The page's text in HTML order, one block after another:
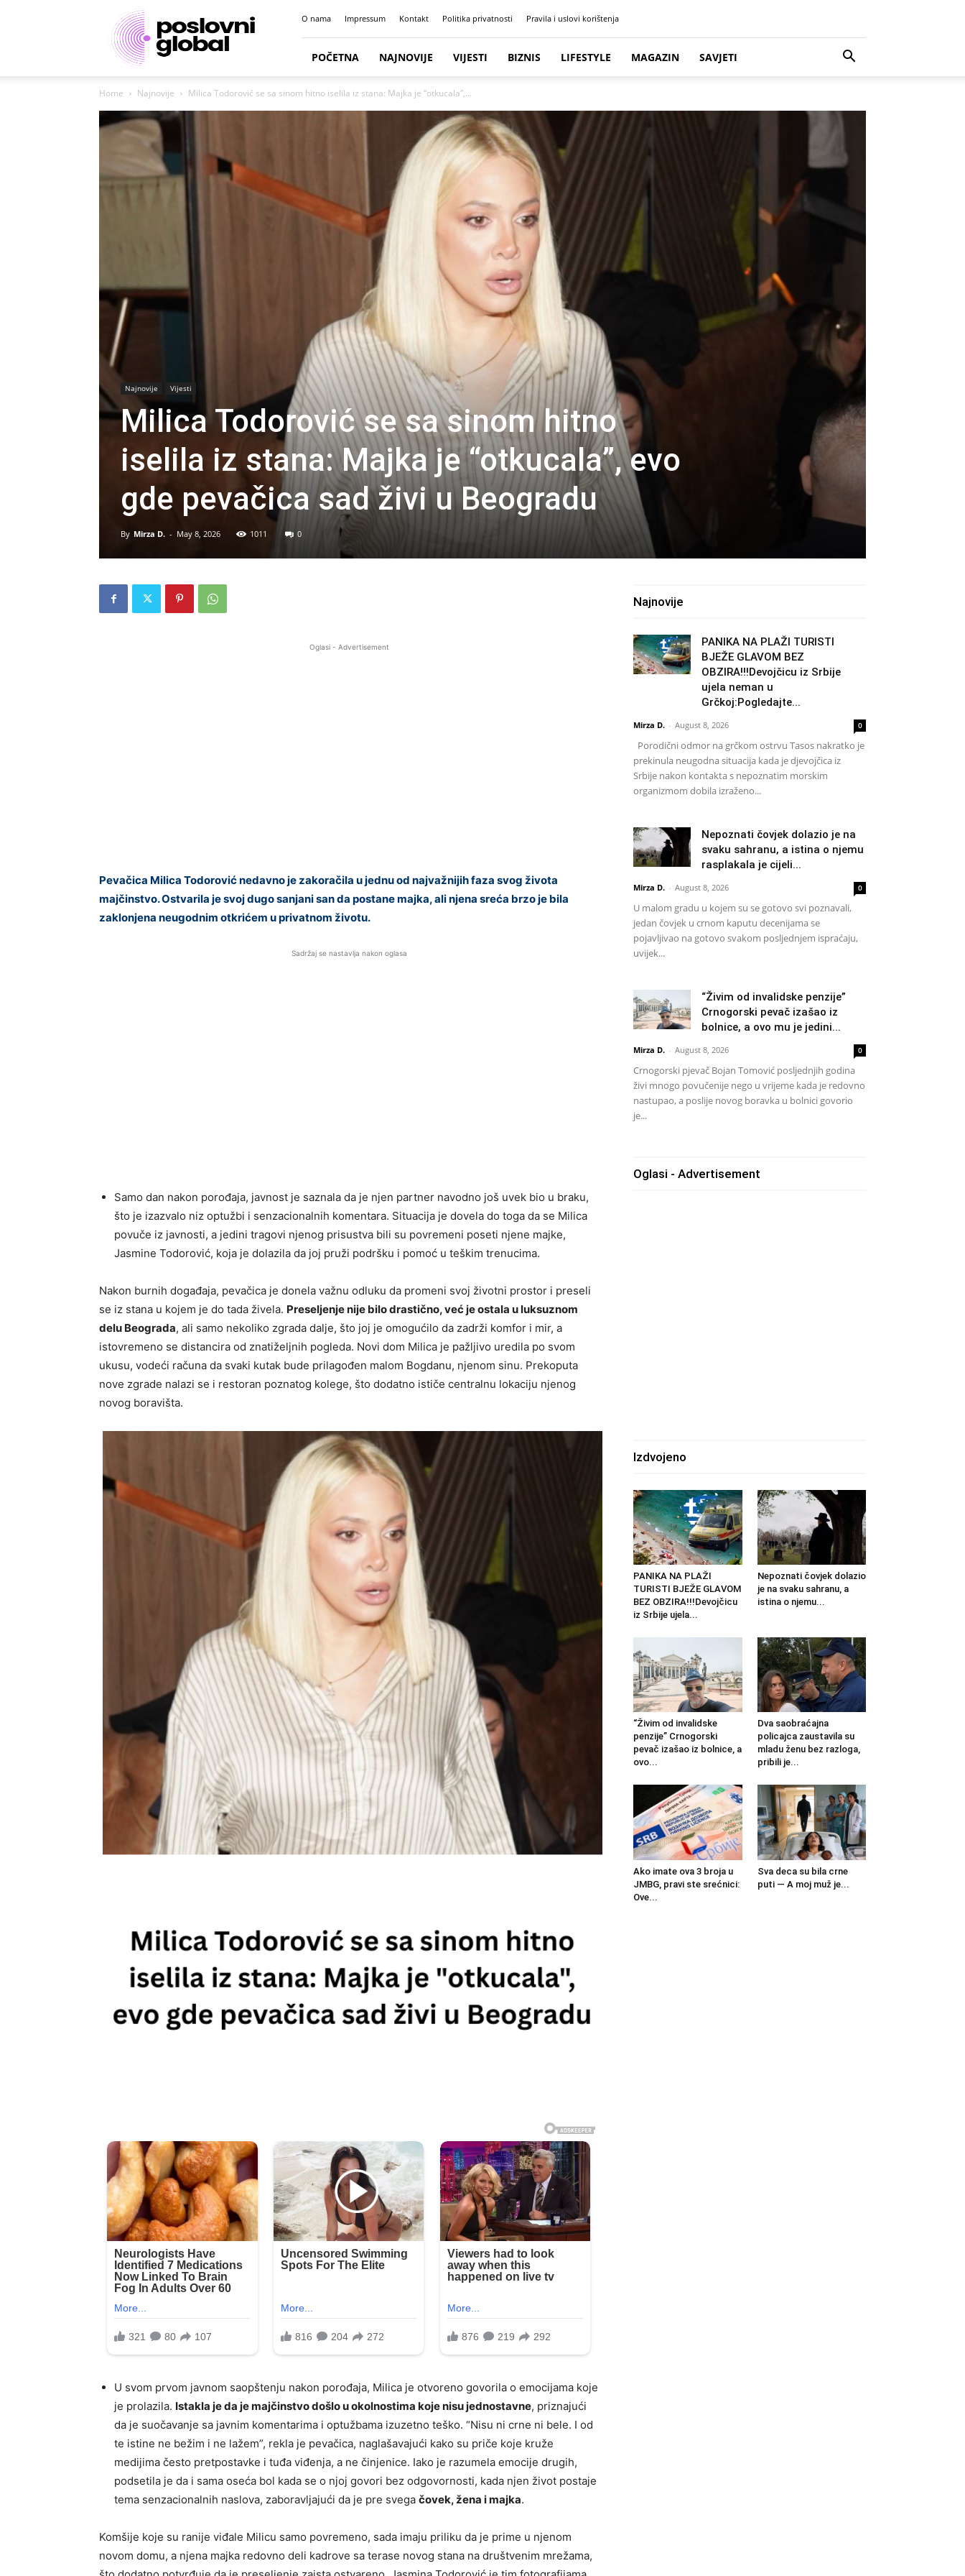
Poslovni
portal
O nama Impressum Kontakt Politika privatnosti Pravila i uslovi korištenja
POČETNA NAJNOVIJE VIJESTI BIZNIS LIFESTYLE MAGAZIN SAVJETI
Home Najnovije Milica Todorović se sa sinom hitno iselila iz stana: Majka je “otkucala”,...
Najnovije Vijesti
Milica Todorović se sa sinom hitno
iselila iz stana: Majka je “otkucala”, evo
gde pevačica sad živi u Beogradu
By Mirza D. - May 8, 2026 1011 0
Oglasi - Advertisement
Pevačica Milica Todorović nedavno je zakoračila u jednu od najvažnijih faza svog života
majčinstvo. Ostvarila je svoj dugo sanjani san da postane majka, ali njena sreća brzo je bila
zaklonjena neugodnim otkrićem u privatnom životu.
Sadržaj se nastavlja nakon oglasa
Samo dan nakon porođaja, javnost je saznala da je njen partner navodno još uvek bio u braku,
što je izazvalo niz optužbi i senzacionalnih komentara. Situacija je dovela do toga da se Milica
povuče iz javnosti, a jedini tragovi njenog prisustva bili su povremeni poseti njene majke,
Jasmine Todorović, koja je dolazila da joj pruži podršku i pomoć u teškim trenucima.
Nakon burnih događaja, pevačica je donela važnu odluku da promeni svoj životni prostor i preseli
se iz stana u kojem je do tada živela. Preseljenje nije bilo drastično, već je ostala u luksuznom
delu Beograda, ali samo nekoliko zgrada dalje, što joj je omogućilo da zadrži komfor i mir, a
istovremeno se distancira od znatiželjnih pogleda. Novi dom Milica je pažljivo uredila po svom
ukusu, vodeći računa da svaki kutak bude prilagođen malom Bogdanu, njenom sinu. Prekoputa
nove zgrade nalazi se i restoran poznatog kolege, što dodatno ističe centralnu lokaciju njenog
novog boravišta.
U svom prvom javnom saopštenju nakon porođaja, Milica je otvoreno govorila o emocijama koje
je prolazila. Istakla je da je majčinstvo došlo u okolnostima koje nisu jednostavne, priznajući
da je suočavanje sa javnim komentarima i optužbama izuzetno teško. “Nisu ni crne ni bele. I od
te istine ne bežim i ne lažem”, rekla je pevačica, naglašavajući kako su priče koje kruže
medijima često pretpostavke i tuđa viđenja, a ne činjenice. Iako je razumela emocije drugih,
podsetila je da i sama oseća bol kada se o njoj govori bez odgovornosti, kada njen život postaje
tema senzacionalnih naslova, zaboravljajući da je pre svega čovek, žena i majka.
Komšije koje su ranije viđale Milicu samo povremeno, sada imaju priliku da je prime u njenom
novom domu, a njena majka redovno deli kadrove sa terase novog stana na društvenim mrežama,
Najnovije
PANIKA NA PLAŽI TURISTI
BJEŽE GLAVOM BEZ
OBZIRA!!!Devojčicu iz Srbije
ujela neman u
Grčkoj:Pogledajte...
Mirza D. - August 8, 2026 0
Porodični odmor na grčkom ostrvu Tasos nakratko je
prekinula neugodna situacija kada je djevojčica iz
Srbije nakon kontakta s nepoznatim morskim
organizmom dobila izraženo...
Nepoznati čovjek dolazio je na
svaku sahranu, a istina o njemu
rasplakala je cijeli...
Mirza D. - August 8, 2026 0
U malom gradu u kojem su se gotovo svi poznavali,
jedan čovjek u crnom kaputu decenijama se
pojavljivao na gotovo svakom posljednjem ispraćaju,
uvijek...
“Živim od invalidske penzije”
Crnogorski pevač izašao iz
bolnice, a ovo mu je jedini...
Mirza D. - August 8, 2026 0
Crnogorski pjevač Bojan Tomović posljednjih godina
živi mnogo povučenije nego u vrijeme kada je redovno
nastupao, a poslije novog boravka u bolnici govorio
je...
Oglasi - Advertisement
Izdvojeno
PANIKA NA PLAŽI
TURISTI BJEŽE GLAVOM
BEZ OBZIRA!!!Devojčicu
iz Srbije ujela...
Nepoznati čovjek dolazio
je na svaku sahranu, a
istina o njemu...
“Živim od invalidske
penzije” Crnogorski
pevač izašao iz bolnice, a
ovo...
Dva saobraćajna
policajca zaustavila su
mladu ženu bez razloga,
pribili je...
Ako imate ova 3 broja u
JMBG, pravi ste srećnici:
Ove...
Sva deca su bila crne
puti — A moj muž je...